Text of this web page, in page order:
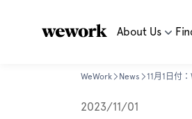
About Us
WeWork News
2023/11/01